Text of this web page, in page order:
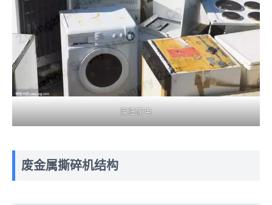
废旧家电
废金属撕碎机结构